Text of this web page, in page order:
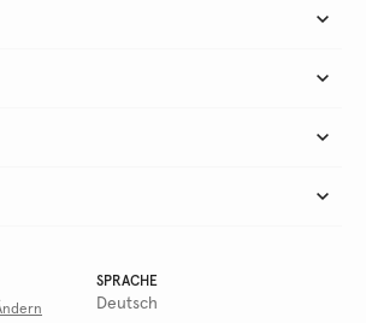
SPRACHE
Deutsch